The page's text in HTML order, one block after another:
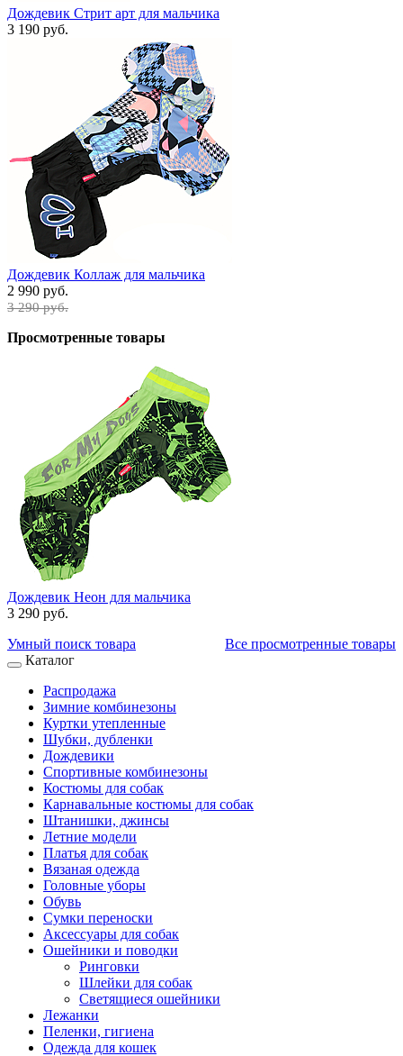
Дождевик Стрит арт для мальчика
3 190 руб.
Дождевик Коллаж для мальчика
2 990 руб.
3 290 руб.
Просмотренные товары
Дождевик Неон для мальчика
3 290 руб.
Все просмотренные товары
Умный поиск товара
Каталог
Распродажа
Зимние комбинезоны
Куртки утепленные
Шубки, дубленки
Дождевики
Спортивные комбинезоны
Костюмы для собак
Карнавальные костюмы для собак
Штанишки, джинсы
Летние модели
Платья для собак
Вязаная одежда
Головные уборы
Обувь
Сумки переноски
Аксессуары для собак
Ошейники и поводки
Ринговки
Шлейки для собак
Светящиеся ошейники
Лежанки
Пеленки, гигиена
Одежда для кошек